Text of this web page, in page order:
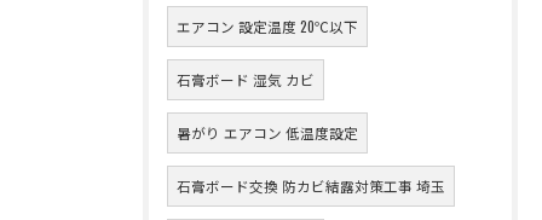
エアコン 設定温度 20℃以下
石膏ボード 湿気 カビ
暑がり エアコン 低温度設定
石膏ボード交換 防カビ結露対策工事 埼玉